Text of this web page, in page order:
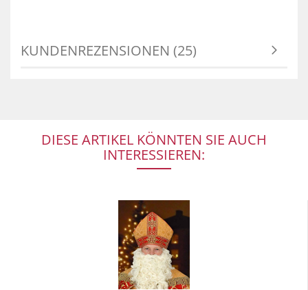
KUNDENREZENSIONEN (25)
DIESE ARTIKEL KÖNNTEN SIE AUCH
INTERESSIEREN: